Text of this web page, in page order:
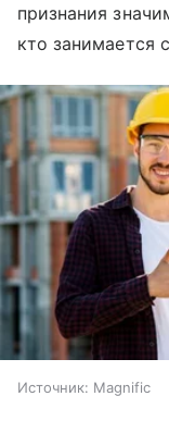
признания
кто занимается
Источник: Magnific